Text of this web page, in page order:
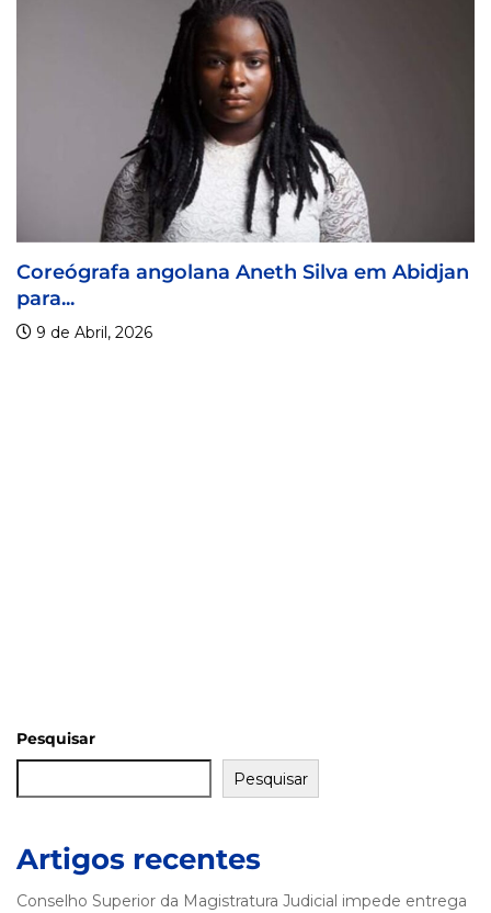
angolana Aneth Silva em Abidjan
2026
Visa
Pesquisar
Pesquisar
Artigos recentes
Conselho Superior da Magistratura Judicial impede entrega